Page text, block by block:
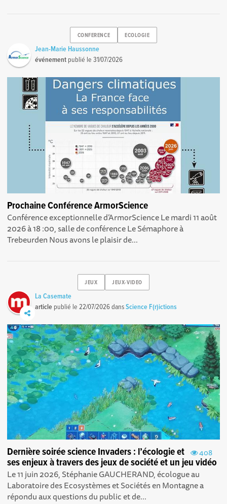
CONFERENCE ECOLOGIE
Jean-Marie Haussonne
événement publié le31/07/2026
Prochaine Conférence ArmorScience
Conférence exceptionnelle d’ArmorScience Le mardi 11 août
2026 à 18 :00, salle de conférence Le Sémaphore à
Trebeurden Nous avons le plaisir de...
JEUX JEUX-VIDEO
La Casemate
article publié le22/07/2026dansScience F(r)ictions
408
Dernière soirée science Invaders : l’écologie et
ses enjeux à travers des jeux de société et un jeu vidéo
Le 11 juin 2026, Stéphanie GAUCHERAND, écologue au
Laboratoire des Ecosystèmes et Sociétés en Montagne a
répondu aux questions du public et de...